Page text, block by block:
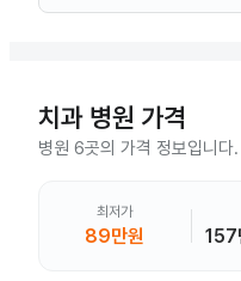
치과 병원 가격
병원 6곳의 가격 정보입니다.
최저가
89만원